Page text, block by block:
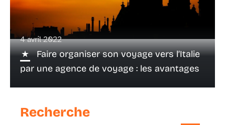
4 avril 2022
Faire organiser son voyage vers l’Italie
par une agence de voyage : les avantages
Recherche